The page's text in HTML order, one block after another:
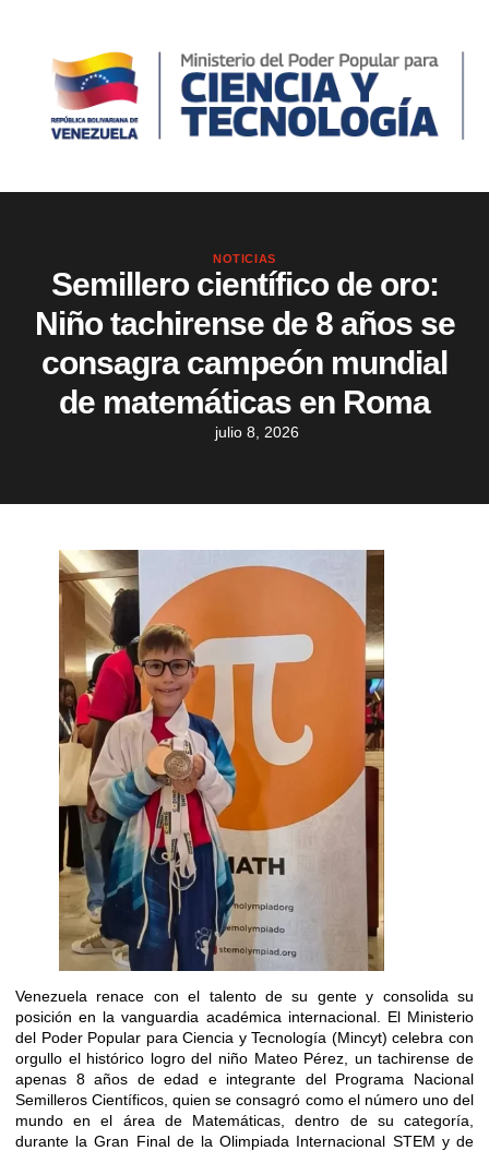
NOTICIAS
Semillero científico de oro:
Niño tachirense de 8 años se
consagra campeón mundial
de matemáticas en Roma
julio 8, 2026
Venezuela renace con el talento de su gente y consolida su
posición en la vanguardia académica internacional. El Ministerio
del Poder Popular para Ciencia y Tecnología (Mincyt) celebra con
orgullo el histórico logro del niño Mateo Pérez, un tachirense de
apenas 8 años de edad e integrante del Programa Nacional
Semilleros Científicos, quien se consagró como el número uno del
mundo en el área de Matemáticas, dentro de su categoría,
durante la Gran Final de la Olimpiada Internacional STEM y de